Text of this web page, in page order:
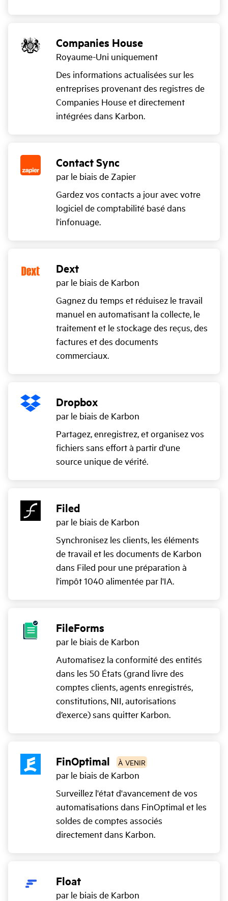
Companies House
Royaume-Uni uniquement
Des informations actualisées sur les
entreprises provenant des registres de
Companies House et directement
intégrées dans Karbon.
Contact Sync
par le biais de Zapier
Gardez vos contacts a jour avec votre
logiciel de comptabilité basé dans
l'infonuage.
Dext
par le biais de Karbon
Gagnez du temps et réduisez le travail
manuel en automatisant la collecte, le
traitement et le stockage des reçus, des
factures et des documents
commerciaux.
Dropbox
par le biais de Karbon
Partagez, enregistrez, et organisez vos
fichiers sans effort à partir d'une
source unique de vérité.
Filed
par le biais de Karbon
Synchronisez les clients, les éléments
de travail et les documents de Karbon
dans Filed pour une préparation à
l'impôt 1040 alimentée par l'IA.
FileForms
par le biais de Karbon
Automatisez la conformité des entités
dans les 50 États (grand livre des
comptes clients, agents enregistrés,
constitutions, NII, autorisations
d’exerce) sans quitter Karbon.
FinOptimal À VENIR
par le biais de Karbon
Surveillez l'état d'avancement de vos
automatisations dans FinOptimal et les
soldes de comptes associés
directement dans Karbon.
Float
par le biais de Karbon